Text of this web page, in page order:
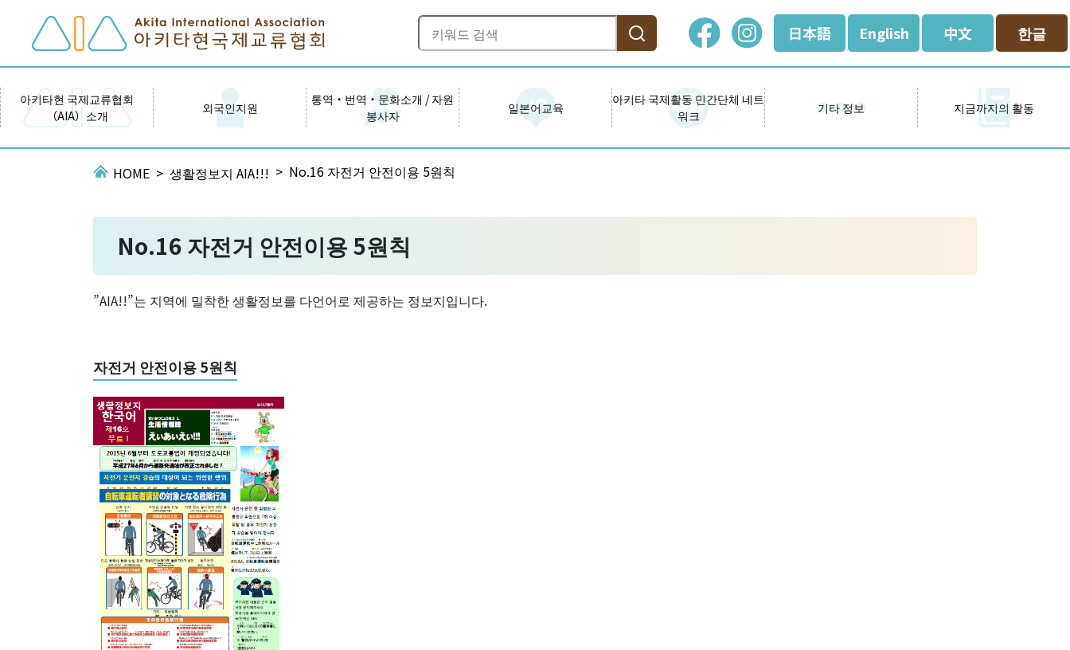
日本語 English 中文 한글
아키타현 국제교류협회
（AIA）소개
외국인지원
통역・번역・문화소개 / 자원
봉사자
일본어교육
아키타 국제활동 민간단체 네트
워크
기타 정보 지금까지의 활동
HOME 생활정보지 AIA!!! No.16 자전거 안전이용 5원칙
No.16 자전거 안전이용 5원칙
”AIA!!”는 지역에 밀착한 생활정보를 다언어로 제공하는 정보지입니다.
자전거 안전이용 5원칙